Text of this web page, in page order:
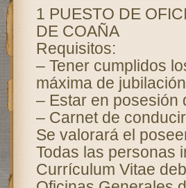
1 PUESTO DE
DE COAÑA
Requisitos:
– Tener cumplidos
máxima de
– Estar en posesión
– Carnet de
Se valorará el
Todas las personas
Currículum Vitae